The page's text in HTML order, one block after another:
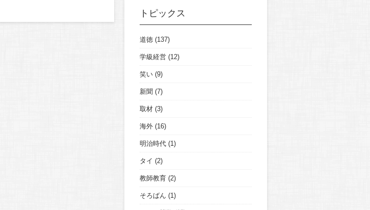
トピックス
道徳 (137)
学級経営 (12)
笑い (9)
新聞 (7)
取材 (3)
海外 (16)
明治時代 (1)
タイ (2)
教師教育 (2)
そろばん (1)